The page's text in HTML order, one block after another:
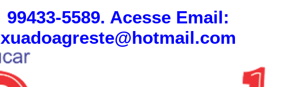
99433-5589. Acesse Email:
xuadoagreste@hotmail.com